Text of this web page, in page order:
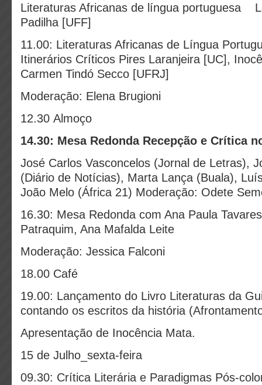
Literaturas Africanas de língua portuguesa
Padilha [UFF]
11.00: Literaturas Africanas de Língua
Itinerários Críticos Pires Laranjeira [UC],
Carmen Tindó Secco [UFRJ]
Moderação: Elena Brugioni
12.30 Almoço
14.30: Mesa Redonda Recepção e Crítica
José Carlos Vasconcelos (Jornal de Letras),
(Diário de Notícias), Marta Lança (Buala),
João Melo (África 21) Moderação: Odete
16.30: Mesa Redonda com Ana Paula
Patraquim, Ana Mafalda Leite
Moderação: Jessica Falconi
18.00 Café
19.00: Lançamento do Livro Literaturas da
contando os escritos da história
Apresentação de Inocência Mata.
15 de Julho_sexta-feira
09.30: Crítica Literária e Paradigmas Pós-